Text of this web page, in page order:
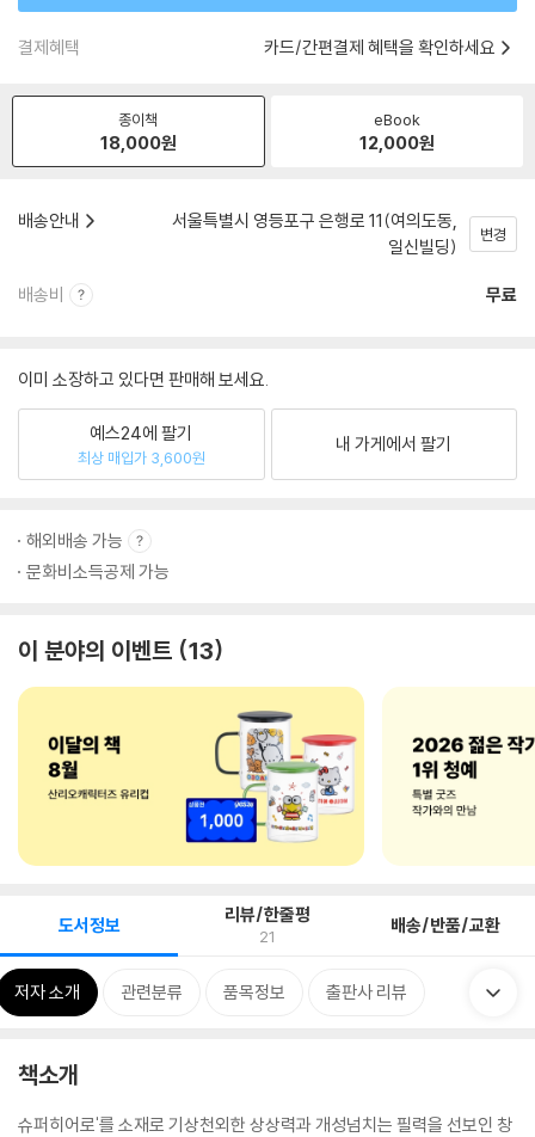
결제혜택 카드/간편결제 혜택을 확인하세요
종이책
18,000원
eBook
12,000원
배송안내
서울특별시 영등포구 은행로 11(여의도동,
일신빌딩)
변경
배송비 무료
이미 소장하고 있다면 판매해 보세요.
예스24에 팔기
최상 매입가 3,600원
내 가게에서 팔기
해외배송 가능
문화비소득공제 가능
이 분야의 이벤트 13
도서정보 리뷰/한줄평
21 배송/반품/교환
저자 소개 관련분류 품목정보 출판사 리뷰
책소개
슈퍼히어로'를 소재로 기상천외한 상상력과 개성넘치는 필력을 선보인 창